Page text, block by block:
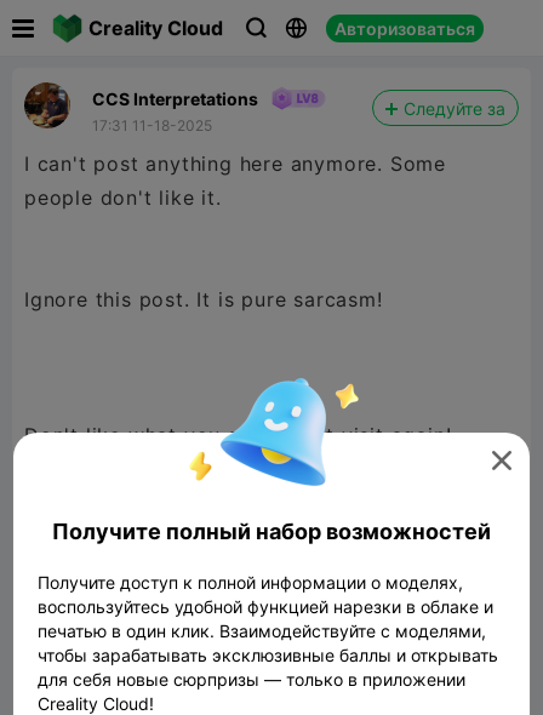
Creality Cloud   Авторизоваться
CCS Interpretations
17:31 11-18-2025
Следуйте за
I can't post anything here anymore. Some
people don't like it.
Ignore this post. It is pure sarcasm!
Don't like what you see? Don't visit again!
"The only thing necessary for the triumph of evil
is for good men to do nothing"

Получите полный набор возможностей
Получите доступ к полной информации о моделях,
воспользуйтесь удобной функцией нарезки в облаке и
печатью в один клик. Взаимодействуйте с моделями,
чтобы зарабатывать эксклюзивные баллы и открывать
для себя новые сюрпризы — только в приложении
Creality Cloud!